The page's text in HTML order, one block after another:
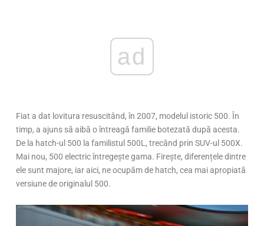
ad
Fiat a dat lovitura resuscitând, în 2007, modelul istoric 500. În
timp, a ajuns să aibă o întreagă familie botezată după acesta.
De la hatch-ul 500 la familistul 500L, trecând prin SUV-ul 500X.
Mai nou, 500 electric întregește gama. Firește, diferențele dintre
ele sunt majore, iar aici, ne ocupăm de hatch, cea mai apropiată
versiune de originalul 500.